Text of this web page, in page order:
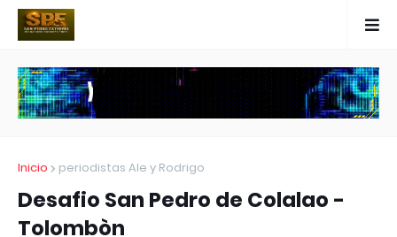
Inicio periodistas Ale y Rodrigo
Desafio San Pedro de Colalao -
Tolombòn